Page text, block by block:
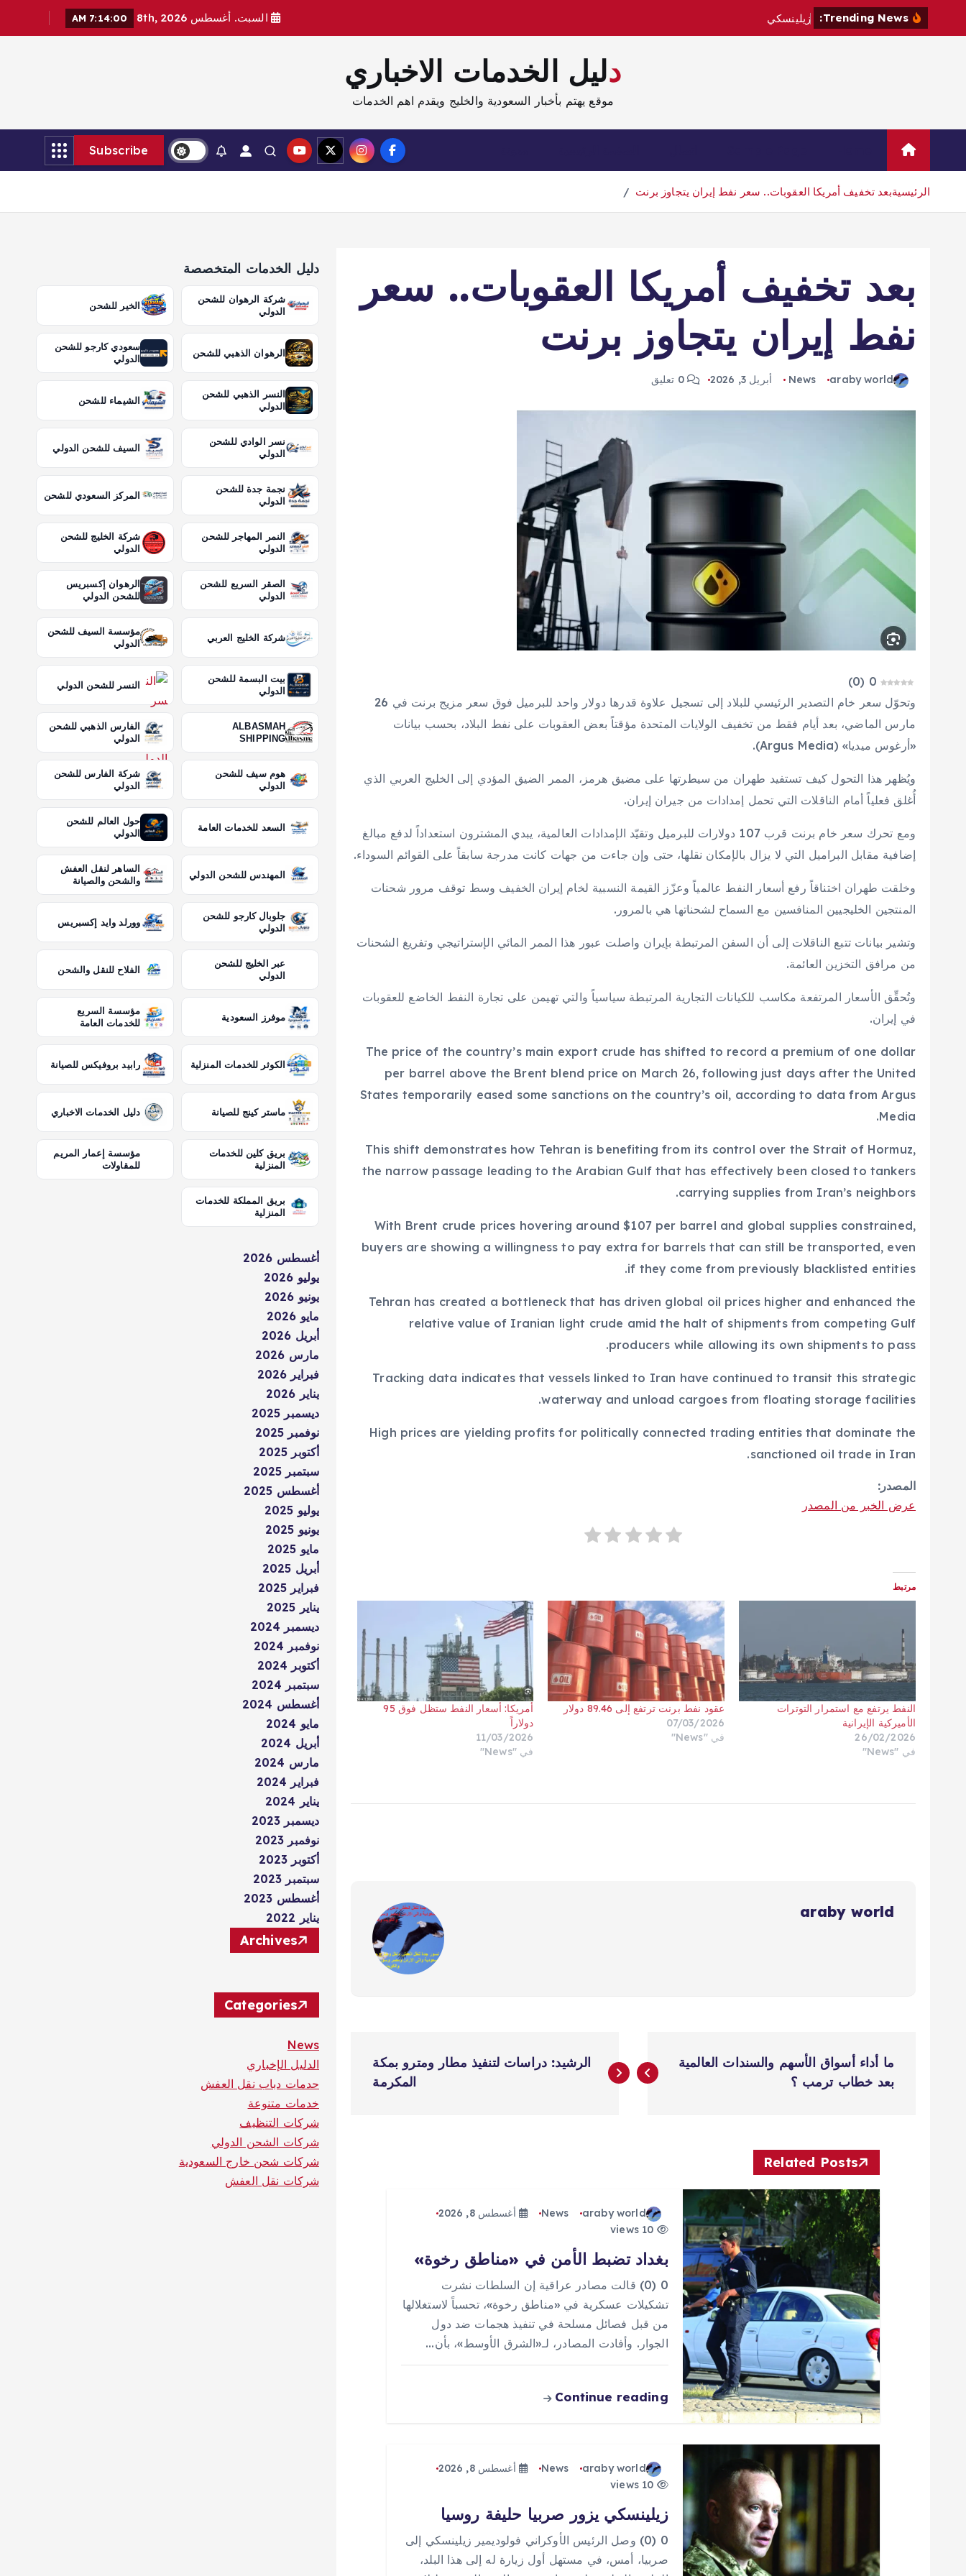
ز يلينسكي السبت. أغسطس 8th, 2026 7:14:01 AM
دليل الخدمات الاخباري
موقع يهتم بأخبار السعودية والخليج ويقدم اهم الخدمات
Subscribe
الرئيسيةبعد تخفيف أمريكا العقوبات.. سعر نفط إيران يتجاوز برنت
بعد تخفيف أمريكا العقوبات.. سعر
نفط إيران يتجاوز برنت
araby world
News أبريل 3, 2026 0 تعليق
0
(
0
)
وتحوّل سعر خام التصدير الرئيسي للبلاد إلى تسجيل علاوة قدرها دولار واحد للبرميل فوق سعر مزيج برنت في 26
مارس الماضي، بعد أيام فقط من تخفيف الولايات المتحدة مؤقتاً بعض العقوبات على نفط البلاد، بحسب بيانات
«أرغوس ميديا» (Argus Media).
ويُظهر هذا التحول كيف تستفيد طهران من سيطرتها على مضيق هرمز، الممر الضيق المؤدي إلى الخليج العربي الذي
أُغلق فعلياً أمام الناقلات التي تحمل إمدادات من جيران إيران.
ومع تحرك سعر خام برنت قرب 107 دولارات للبرميل وتقيّد الإمدادات العالمية، يبدي المشترون استعداداً لدفع مبالغ
إضافية مقابل البراميل التي لا يزال بالإمكان نقلها، حتى وإن جاءت من جهات كانت مدرجة سابقاً على القوائم السوداء.
وخلقت طهران اختناقاً رفع أسعار النفط عالمياً وعزّز القيمة النسبية لخام إيران الخفيف وسط توقف مرور شحنات
المنتجين الخليجيين المنافسين مع السماح لشحناتها هي بالمرور.
وتشير بيانات تتبع الناقلات إلى أن السفن المرتبطة بإيران واصلت عبور هذا الممر المائي الإستراتيجي وتفريغ الشحنات
من مرافق التخزين العائمة.
وتُحقِّق الأسعار المرتفعة مكاسب للكيانات التجارية المرتبطة سياسياً والتي تهيمن على تجارة النفط الخاضع للعقوبات
في إيران.
The price of the country’s main export crude has shifted to record a premium of one dollar
per barrel above the Brent blend price on March 26, following just days after the United
States temporarily eased some sanctions on the country’s oil, according to data from Argus
Media.
This shift demonstrates how Tehran is benefiting from its control over the Strait of Hormuz,
the narrow passage leading to the Arabian Gulf that has effectively been closed to tankers
carrying supplies from Iran’s neighbors.
With Brent crude prices hovering around $107 per barrel and global supplies constrained,
buyers are showing a willingness to pay extra for barrels that can still be transported, even
if they come from previously blacklisted entities.
Tehran has created a bottleneck that has driven global oil prices higher and enhanced the
relative value of Iranian light crude amid the halt of shipments from competing Gulf
producers while allowing its own shipments to pass.
Tracking data indicates that vessels linked to Iran have continued to transit this strategic
waterway and unload cargoes from floating storage facilities.
High prices are yielding profits for politically connected trading entities that dominate the
sanctioned oil trade in Iran.
المصدر:
عرض الخبر من المصدر
مرتبط
النفط يرتفع مع استمرار التوترات
الأميركية الإيرانية
26/02/2026
في "News"
عقود نفط برنت ترتفع إلى 89.46 دولار
07/03/2026
في "News"
أمريكا: أسعار النفط ستظل فوق 95
دولاراً
11/03/2026
في "News"
araby world
ص
ما أداء أسواق الأسهم والسندات العالمية
بعد خطاب ترمب ؟
الرشيد: دراسات لتنفيذ مطار ومترو بمكة
المكرمة
Related Posts
araby world
News
أغسطس 8, 2026
بغداد تضبط الأمن في «مناطق رخوة»
0 (0) قالت مصادر عراقية إن السلطات نشرت
تشكيلات عسكرية في «مناطق رخوة»، تحسباً لاستغلالها
من قبل فصائل مسلحة في تنفيذ هجمات ضد دول
الجوار. وأفادت المصادر، لـ«الشرق الأوسط»، بأن…
Continue reading
araby world
News
أغسطس 8, 2026
زيلينسكي يزور صربيا حليفة روسيا
0 (0) وصل الرئيس الأوكراني فولوديمير زيلينسكي إلى
صربيا، أمس، في مستهل أول زيارة له إلى هذا البلد،
دليل الخدمات المتخصصة
شركة الرهوان للشحن
الدولي
الخير للشحن
الرهوان الذهبي للشحن
سعودي كارجو للشحن
الدولي
النسر الذهبي للشحن
الدولي
الشيماء للشحن
نسر الوادي للشحن
الدولي
السيف للشحن الدولي
نجمة جدة للشحن
الدولي
المركز السعودي للشحن
النمر المهاجر للشحن
الدولي
شركة الخليج للشحن
الدولي
الصقر السريع للشحن
الدولي
الرهوان إكسبريس
للشحن الدولي
شركة الخليج العربي
مؤسسة السيف للشحن
الدولي
بيت البسمة للشحن
الدولي
النسر للشحن الدولي
ALBASMAH
SHIPPING
الفارس الذهبي للشحن
الدولي
هوم سيف للشحن
الدولي
شركة الفارس للشحن
الدولي
السعد للخدمات العامة
حول العالم للشحن
الدولي
المهندس للشحن الدولي
الساهر لنقل العفش
والشحن والصيانة
جلوبال كارجو للشحن
الدولي
وورلد وايد إكسبريس
عبر الخليج للشحن
الدولي
الفلاح للنقل والشحن
موفرز السعودية
مؤسسة السريع
للخدمات العامة
الكوثر للخدمات المنزلية رابيد بروفيكس للصيانة
ماستر كينج للصيانة دليل الخدمات الاخباري
بريق كلين للخدمات
المنزلية
مؤسسة إعمار المريم
للمقاولات
بريق المملكة للخدمات
المنزلية
أغسطس 2026
يوليو 2026
يونيو 2026
مايو 2026
أبريل 2026
مارس 2026
فبراير 2026
يناير 2026
ديسمبر 2025
نوفمبر 2025
أكتوبر 2025
سبتمبر 2025
أغسطس 2025
يوليو 2025
يونيو 2025
مايو 2025
أبريل 2025
فبراير 2025
يناير 2025
ديسمبر 2024
نوفمبر 2024
أكتوبر 2024
سبتمبر 2024
أغسطس 2024
مايو 2024
أبريل 2024
مارس 2024
فبراير 2024
يناير 2024
ديسمبر 2023
نوفمبر 2023
أكتوبر 2023
سبتمبر 2023
أغسطس 2023
يناير 2022
Archives
Categories
News
الدليل الإخباري
حدمات دباب نقل العفش
خدمات متنوعة
شركات التنظيف
شركات الشحن الدولي
شركات شحن خارج السعودية
شركات نقل العفش